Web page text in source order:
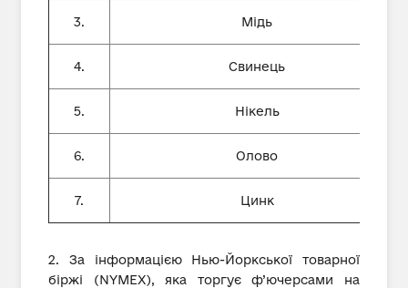
3. Мідь
4. Свинець
5. Нікель
6. Олово
7. Цинк
2. За інформацією Нью-Йоркської товарної
біржі (NYMEX), яка торгує ф’ючерсами на